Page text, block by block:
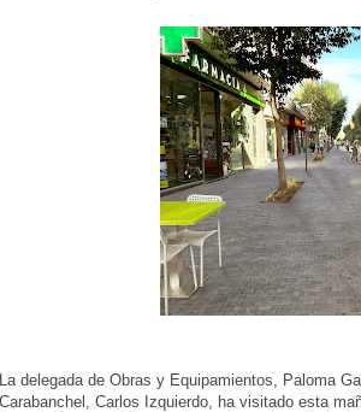
La delegada de Obras y Equipamientos, Paloma
Carabanchel, Carlos Izquierdo, ha visitado esta